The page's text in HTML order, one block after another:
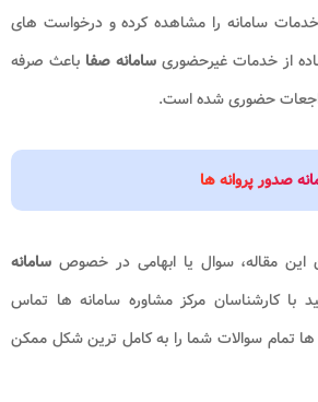
خدمات سامانه را مشاهده کرده و درخواست های
از خدمات غیرحضوری سامانه صفا باعث صرفه
حضوری شده است.
صدور پروانه ها
این مقاله، سوال یا ابهامی در خصوص سامانه
با کارشناسان مرکز مشاوره سامانه ها تماس
ها تمام سوالات شما را به کامل ترین شکل ممکن